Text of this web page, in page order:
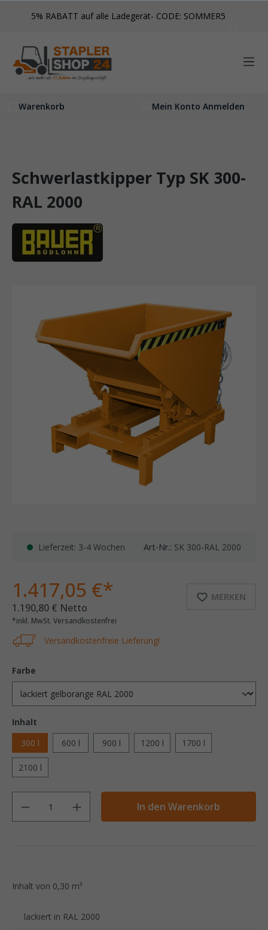
springen
5% RABATT auf alle Ladegerät- CODE: SOMMER5
Mein Konto Anmelden
Warenkorb
Schwerlastkipper Typ SK 300-
RAL 2000
Lieferzeit: 3-4 Wochen Art-Nr.: SK 300-RAL 2000
MERKEN
1.417,05 €*
1.190,80 € Netto
*inkl. MwSt. Versandkostenfrei
Versandkostenfreie Lieferung!
Farbe
Inhalt
300 l
600 l 900 l 1200 l 1700 l
2100 l
Anzahl
In den Warenkorb
Inhalt von 0,30 m³
lackiert in RAL 2000